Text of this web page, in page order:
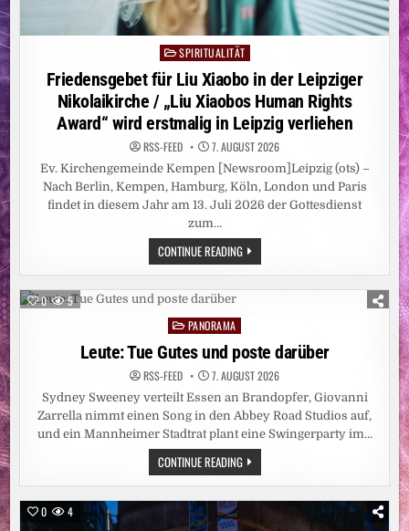
Posted
in
SPIRITUALITÄT
Friedensgebet für Liu Xiaobo in der Leipziger
Nikolaikirche / „Liu Xiaobos Human Rights
Award“ wird erstmalig in Leipzig verliehen
RSS-FEED 7. AUGUST 2026
Ev. Kirchengemeinde Kempen [Newsroom]Leipzig (ots) –
Nach Berlin, Kempen, Hamburg, Köln, London und Paris
findet in diesem Jahr am 13. Juli 2026 der Gottesdienst
zum…
CONTINUE READINGFRIEDENSGEBET
FÜR
LIU
XIAOBO
/
„LIU
XIAOBOS
HUMAN
RIGHTS
AWARD“
WIRD
ERSTMALIG
IN
LEIPZIG
VERLIEHEN
0 5
Posted
in
PANORAMA
Leute: Tue Gutes und poste darüber
RSS-FEED 7. AUGUST 2026
Sydney Sweeney verteilt Essen an Brandopfer, Giovanni
Zarrella nimmt einen Song in den Abbey Road Studios auf,
und ein Mannheimer Stadtrat plant eine Swingerparty im…
CONTINUE READINGLEUTE:
TUE
GUTES
UND
DARÜBER
0 4